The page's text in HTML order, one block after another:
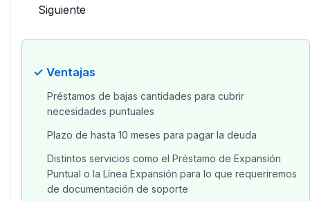
Siguiente
✓ Ventajas
Préstamos de bajas cantidades para cubrir
necesidades puntuales
Plazo de hasta 10 meses para pagar la deuda
Distintos servicios como el Préstamo de Expansión
Puntual o la Línea Expansión para lo que requeriremos
de documentación de soporte